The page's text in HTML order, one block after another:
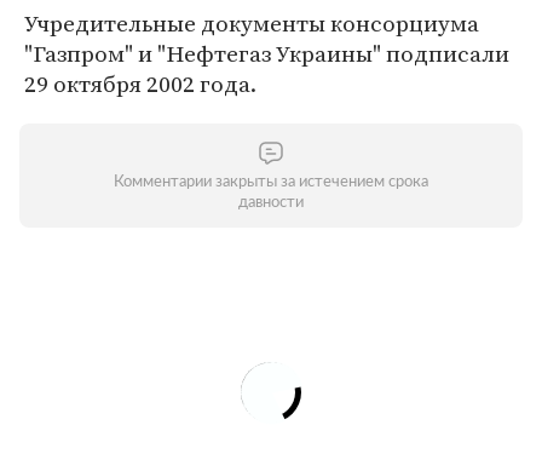
Учредительные документы консорциума
"Газпром" и "Нефтегаз Украины" подписали
29 октября 2002 года.
Комментарии закрыты за истечением срока
давности